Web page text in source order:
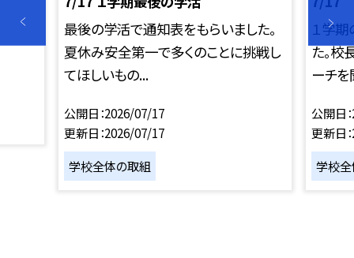
最後の学活で通知表をもらいました。
夏休み安全第一で多くのことに挑戦し
てほしいもの...
公開日 2026/07/17
更新日 2026/07/17
学校全体の取組
１学
た。校
ーチ
公開日
更新日
学校